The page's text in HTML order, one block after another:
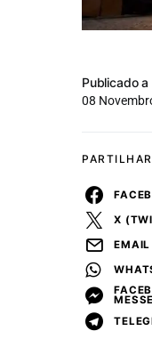
Publicado a
08
X
EMAIL